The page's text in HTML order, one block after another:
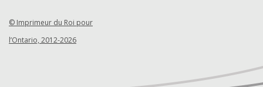
© Imprimeur du Roi pour
l’Ontario, 2012-2026